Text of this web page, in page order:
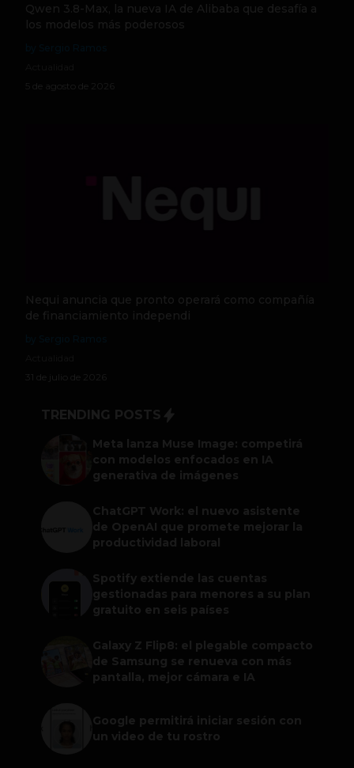
Qwen 3.8-Max, la nueva IA de Alibaba que desafía a
los modelos más poderosos
5 de agosto de 2026
Nequi anuncia que pronto operará como compañía
de financiamiento independi
31 de julio de 2026
TRENDING POSTS
Meta lanza Muse Image: competirá
con modelos enfocados en IA
generativa de imágenes
ChatGPT Work: el nuevo asistente
de OpenAI que promete mejorar la
productividad laboral
Spotify extiende las cuentas
gestionadas para menores a su plan
gratuito en seis países
Galaxy Z Flip8: el plegable compacto
de Samsung se renueva con más
pantalla, mejor cámara e IA
Google permitirá iniciar sesión con
un video de tu rostro